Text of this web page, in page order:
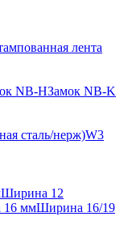
лента
NB-HЗамок NB-K
сталь/нерж)W3
Ширина 12
ммШирина 16/19